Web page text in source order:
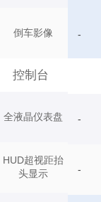
倒车影像
控制台
全液晶仪表盘
HUD超视距抬
头显示
-
-
-